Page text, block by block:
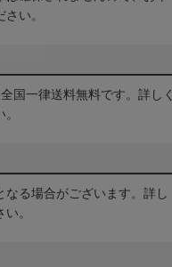
い。
国一律送料無料です。詳しく
る場合がございます。詳し
。